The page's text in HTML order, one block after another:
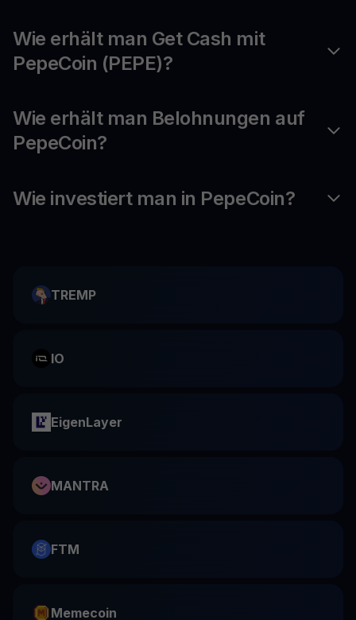
Wie erhält man Get Cash mit
PepeCoin (PEPE)?
Wie erhält man Belohnungen auf
PepeCoin?
Wie investiert man in PepeCoin?
TREMP
IO
EigenLayer
MANTRA
FTM
Memecoin